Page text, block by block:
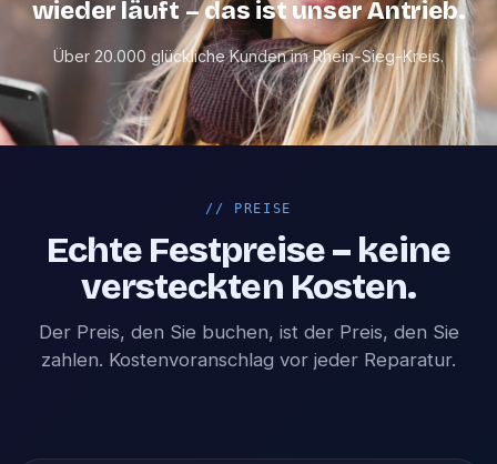
wieder läuft – das ist unser Antrieb.
Über 20.000 glückliche Kunden im Rhein-Sieg-Kreis.
// PREISE
Echte Festpreise – keine
versteckten Kosten.
Der Preis, den Sie buchen, ist der Preis, den Sie
zahlen. Kostenvoranschlag vor jeder Reparatur.